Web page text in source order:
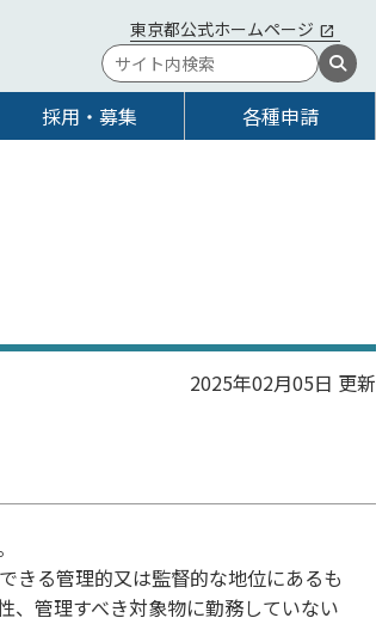
東京都公式ホームページ
採用・募集 各種申請
2025年02月05日 更新
。
きる管理的又は監督的な地位にあるも
、管理すべき対象物に勤務していない